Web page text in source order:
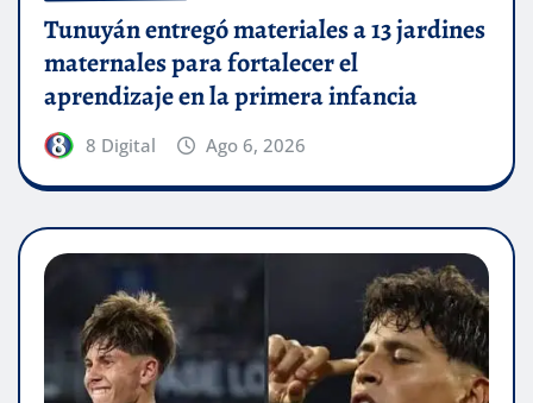
Tunuyán entregó materiales a 13 jardines
maternales para fortalecer el
aprendizaje en la primera infancia
8 Digital Ago 6, 2026